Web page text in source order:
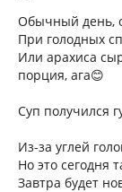
Обычный день,
При голодных
Или арахиса
порция, ага😊
Суп получился
Из-за углей
Но это сегодня
Завтра будет